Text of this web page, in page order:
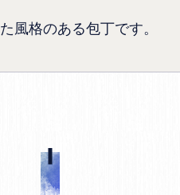
風格のある包丁です。